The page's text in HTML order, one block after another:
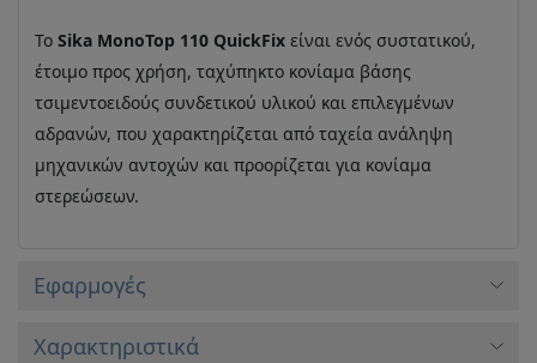
Το Sika MonoTop 110 QuickFixείναι ενός συστατικού,
έτοιμο προς χρήση, ταχύπηκτο κονίαμα βάσης
τσιμεντοειδούς συνδετικού υλικού και επιλεγμένων
αδρανών, που χαρακτηρίζεται από ταχεία ανάληψη
μηχανικών αντοχών και προορίζεται για κονίαμα
στερεώσεων.
Εφαρμογές
Xαρακτηριστικά